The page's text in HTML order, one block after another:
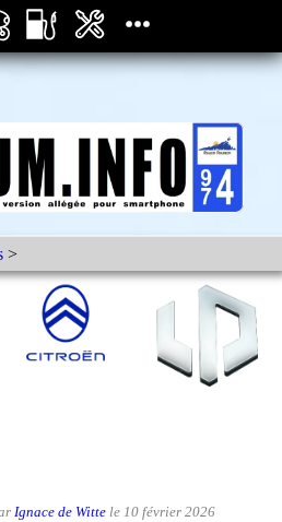
>
Ignace de Witte le 10 février 2026